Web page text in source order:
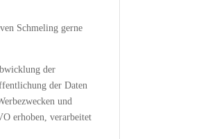
Schmeling gerne
der
der Daten
und
erhoben, verarbeitet